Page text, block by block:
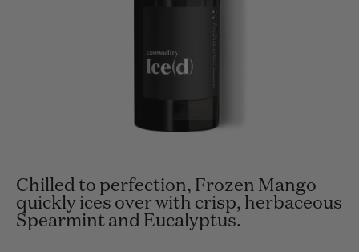
Chilled to perfection, Frozen Mango
quickly ices over with crisp, herbaceous
Spearmint and Eucalyptus.